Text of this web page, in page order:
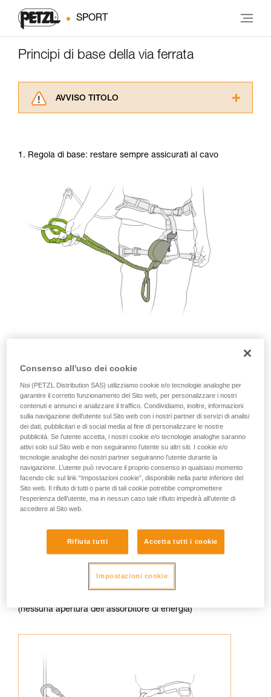
SPORT
Principi di base della via ferrata
AVVISO TITOLO
informazioni dell’istruzione tecnica per poter
formazione ed un addestramento specifico.
Verificate con un professionista la vostra
capacità di rifare la manovra, da soli, in piena
sicurezza, prima di riprodurla autonomamente.
Forniamo esempi di tecniche relative alla vostra
attività. Ne possono esistere altre che non
vengono qui descritte.
1. Regola di base: restare sempre assicurati al cavo
2. Una sola persona per segmento di cavo
(nessuna apertura dell'assorbitore di energia)
Consenso all'uso dei cookie
Noi (PETZL Distribution SAS) utilizziamo cookie e/o tecnologie analoghe per
garantire il corretto funzionamento del Sito web, per personalizzare i nostri
contenuti e annunci e analizzare il traffico. Condividiamo, inoltre, informazioni
sulla navigazione dell’utente sul Sito web con i nostri partner di servizi di analisi
dei dati, pubblicitari e di social media al fine di personalizzare le nostre
pubblicità. Se l’utente accetta, i nostri cookie e/o tecnologie analoghe saranno
attivi solo sul Sito web e non seguiranno l’utente su altri siti. I cookie e/o
tecnologie analoghe dei nostri partner seguiranno l’utente durante la
navigazione. L’utente può revocare il proprio consenso in qualsiasi momento
facendo clic sul link “Impostazioni cookie”, disponibile nella parte inferiore del
Sito web. Il rifiuto di tutti o parte di tali cookie potrebbe compromettere
l’esperienza dell’utente, ma in nessun caso tale rifiuto impedirà all’utente di
accedere al Sito web.
Rifiuta tutti Accetta tutti i cookie
Impostazioni cookie